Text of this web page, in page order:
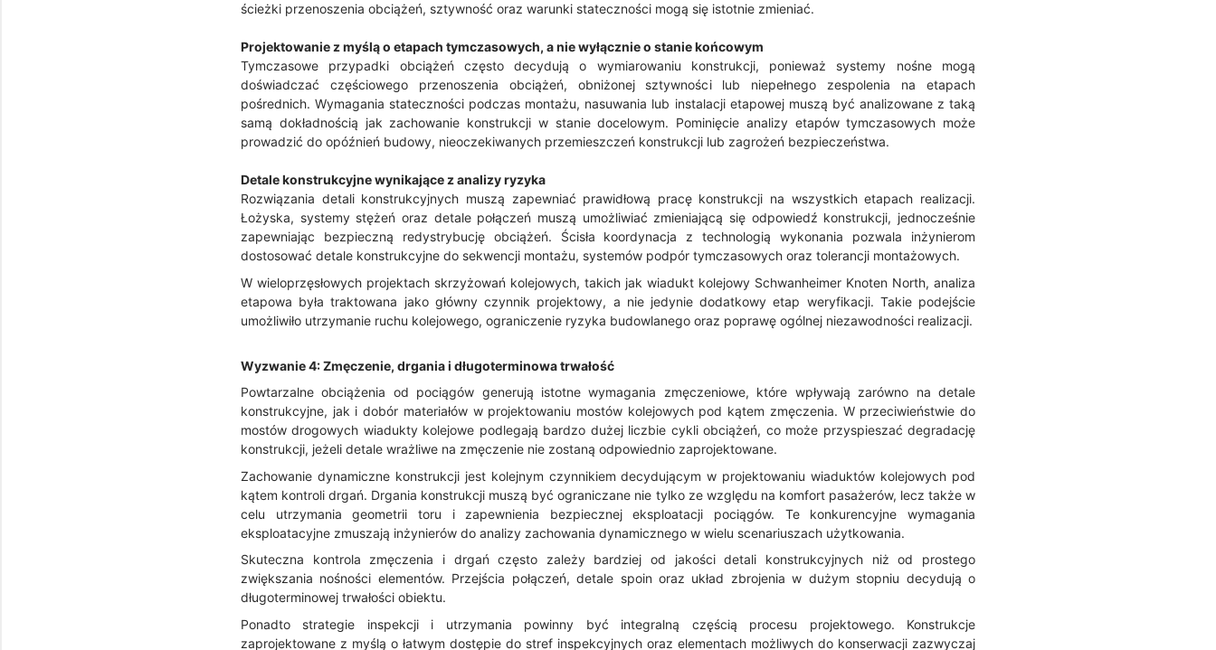
ścieżki przenoszenia obciążeń, sztywność oraz warunki stateczności mogą się istotnie zmieniać.
Projektowanie z myślą o etapach tymczasowych, a nie wyłącznie o stanie końcowym
Tymczasowe przypadki obciążeń często decydują o wymiarowaniu konstrukcji, ponieważ systemy nośne mogą
doświadczać częściowego przenoszenia obciążeń, obniżonej sztywności lub niepełnego zespolenia na etapach
pośrednich. Wymagania stateczności podczas montażu, nasuwania lub instalacji etapowej muszą być analizowane z taką
samą dokładnością jak zachowanie konstrukcji w stanie docelowym. Pominięcie analizy etapów tymczasowych może
prowadzić do opóźnień budowy, nieoczekiwanych przemieszczeń konstrukcji lub zagrożeń bezpieczeństwa.
Detale konstrukcyjne wynikające z analizy ryzyka
Rozwiązania detali konstrukcyjnych muszą zapewniać prawidłową pracę konstrukcji na wszystkich etapach realizacji.
Łożyska, systemy stężeń oraz detale połączeń muszą umożliwiać zmieniającą się odpowiedź konstrukcji, jednocześnie
zapewniając bezpieczną redystrybucję obciążeń. Ścisła koordynacja z technologią wykonania pozwala inżynierom
dostosować detale konstrukcyjne do sekwencji montażu, systemów podpór tymczasowych oraz tolerancji montażowych.
W wieloprzęsłowych projektach skrzyżowań kolejowych, takich jak wiadukt kolejowy Schwanheimer Knoten North, analiza
etapowa była traktowana jako główny czynnik projektowy, a nie jedynie dodatkowy etap weryfikacji. Takie podejście
umożliwiło utrzymanie ruchu kolejowego, ograniczenie ryzyka budowlanego oraz poprawę ogólnej niezawodności realizacji.
Wyzwanie 4: Zmęczenie, drgania i długoterminowa trwałość
Powtarzalne obciążenia od pociągów generują istotne wymagania zmęczeniowe, które wpływają zarówno na detale
konstrukcyjne, jak i dobór materiałów w projektowaniu mostów kolejowych pod kątem zmęczenia. W przeciwieństwie do
mostów drogowych wiadukty kolejowe podlegają bardzo dużej liczbie cykli obciążeń, co może przyspieszać degradację
konstrukcji, jeżeli detale wrażliwe na zmęczenie nie zostaną odpowiednio zaprojektowane.
Zachowanie dynamiczne konstrukcji jest kolejnym czynnikiem decydującym w projektowaniu wiaduktów kolejowych pod
kątem kontroli drgań. Drgania konstrukcji muszą być ograniczane nie tylko ze względu na komfort pasażerów, lecz także w
celu utrzymania geometrii toru i zapewnienia bezpiecznej eksploatacji pociągów. Te konkurencyjne wymagania
eksploatacyjne zmuszają inżynierów do analizy zachowania dynamicznego w wielu scenariuszach użytkowania.
Skuteczna kontrola zmęczenia i drgań często zależy bardziej od jakości detali konstrukcyjnych niż od prostego
zwiększania nośności elementów. Przejścia połączeń, detale spoin oraz układ zbrojenia w dużym stopniu decydują o
długoterminowej trwałości obiektu.
Ponadto strategie inspekcji i utrzymania powinny być integralną częścią procesu projektowego. Konstrukcje
zaprojektowane z myślą o łatwym dostępie do stref inspekcyjnych oraz elementach możliwych do konserwacji zazwyczaj